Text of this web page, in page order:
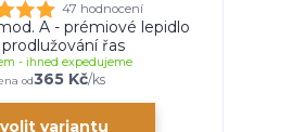
47 hodnocení
A - prémiové lepidlo
řas
od365 Kč/ks
- ihned expedujeme
variantu